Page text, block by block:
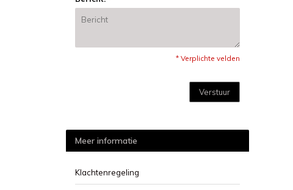
* Verplichte velden
Verstuur
Meer informatie
Klachtenregeling